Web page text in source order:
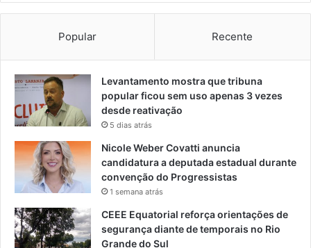
Popular Recente
Levantamento mostra que tribuna
popular ficou sem uso apenas 3 vezes
desde reativação
5 dias atrás
Nicole Weber Covatti anuncia
candidatura a deputada estadual durante
convenção do Progressistas
1 semana atrás
CEEE Equatorial reforça orientações de
segurança diante de temporais no Rio
Grande do Sul